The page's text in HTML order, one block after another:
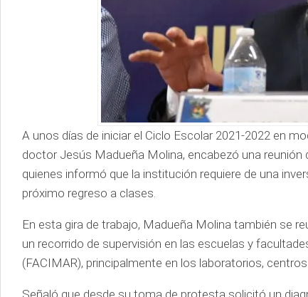
A unos días de iniciar el Ciclo Escolar 2021-2022 en
doctor Jesús Madueña Molina, encabezó una reunión
quienes informó que la institución requiere de una
próximo regreso a clases.
En esta gira de trabajo, Madueña Molina también se
un recorrido de supervisión en las escuelas y
(FACIMAR), principalmente en los laboratorios,
Señaló que desde su toma de protesta solicitó un